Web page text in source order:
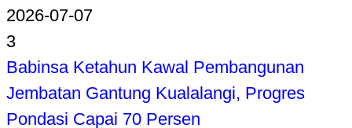
2026-07-07
3
Babinsa Ketahun Kawal Pembangunan
Jembatan Gantung Kualalangi, Progres
Pondasi Capai 70 Persen